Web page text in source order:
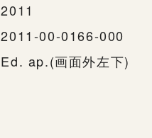
2011
2011-00-0166-000
Ed. ap.(画面外左下)